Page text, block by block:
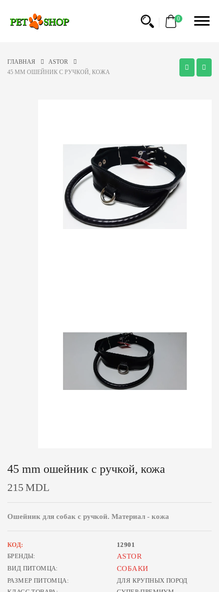
0
ГЛАВНАЯ
ASTOR
45 MM ОШЕЙНИК С РУЧКОЙ, КОЖА
45 mm ошейник с ручкой, кожа
215 MDL
Ошейник для собак с ручкой. Материал - кожа
КОД:
12901
БРЕНДЫ:
ASTOR
ВИД ПИТОМЦА: СОБАКИ
РАЗМЕР ПИТОМЦА:
ДЛЯ КРУПНЫХ ПОРОД